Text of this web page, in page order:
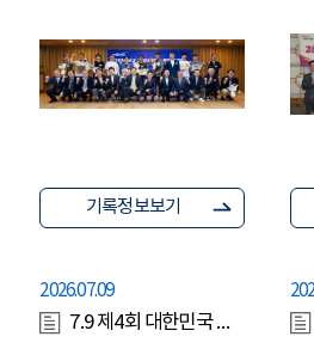
기록정보보기
2026.07.09
7.9 제4회 대한민국 청년 인재 양성 프로젝트(양금희 경제부지사)